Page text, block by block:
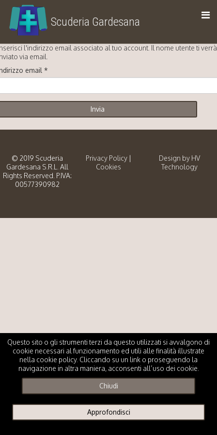
Scuderia Gardesana
allevamento di cavalli trottatori
l'indirizzo email associato al tuo account. Il nome utente ti verrà
via email.
email *
Invia
© 2019 Scuderia
Gardesana S.R.L. All
Rights Reserved. P.IVA:
00577390982
Design by HV
Technology
Privacy Policy |
Cookies
Questo sito o gli strumenti terzi da questo utilizzati si avvalgono di
cookie necessari al funzionamento ed utili alle finalità illustrate
nella cookie policy. Cliccando su un link o proseguendo la
navigazione in altra maniera, acconsenti all’uso dei cookie.
Chiudi
Approfondisci